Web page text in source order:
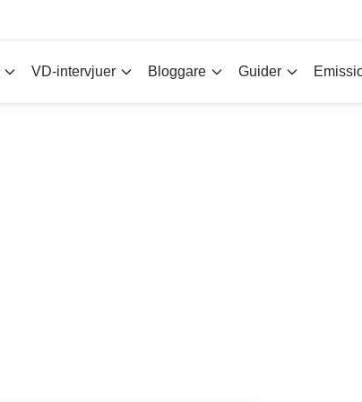
VD-intervjuer Bloggare Guider